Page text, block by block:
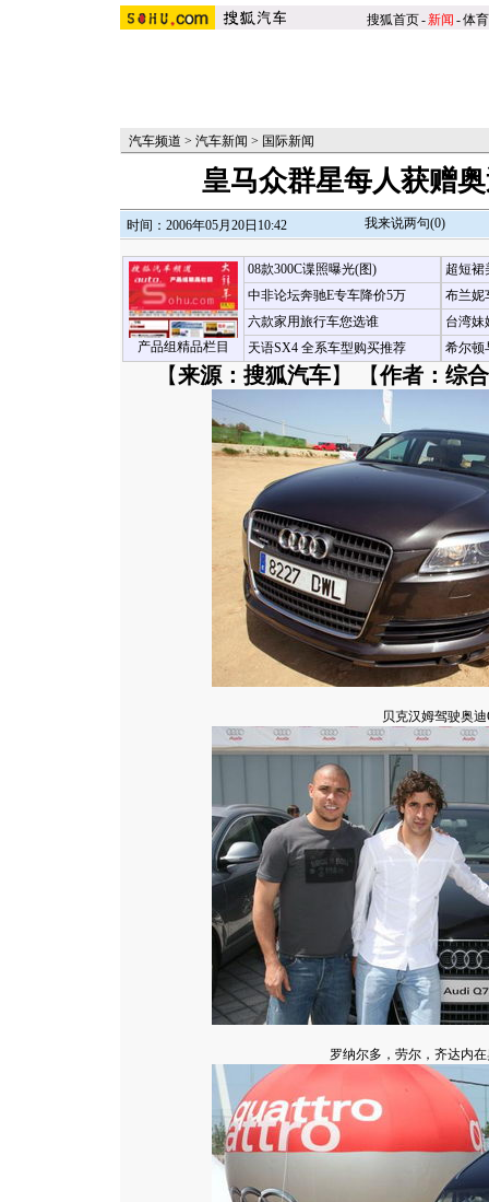
搜狐首页-新闻 -体育
汽车频道 > 汽车新闻 > 国际新闻
皇马众群星每人获赠
时间：2006年05月20日10:42 我来说两句(0)
产品组精品栏目
08款300C谍照曝光(图)
中非论坛奔驰E专车降价5万
六款家用旅行车您选谁
天语SX4 全系车型购买推荐
超短裙
布兰妮
台湾妹
希尔顿
【来源：搜狐汽车】 【作者：综
贝克汉姆驾驶奥迪
罗纳尔多，劳尔，齐达内